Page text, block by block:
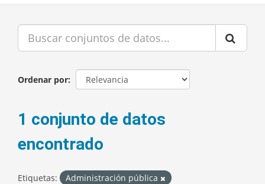
Ordenar por
1 conjunto de datos
encontrado
Etiquetas:
Administración pública